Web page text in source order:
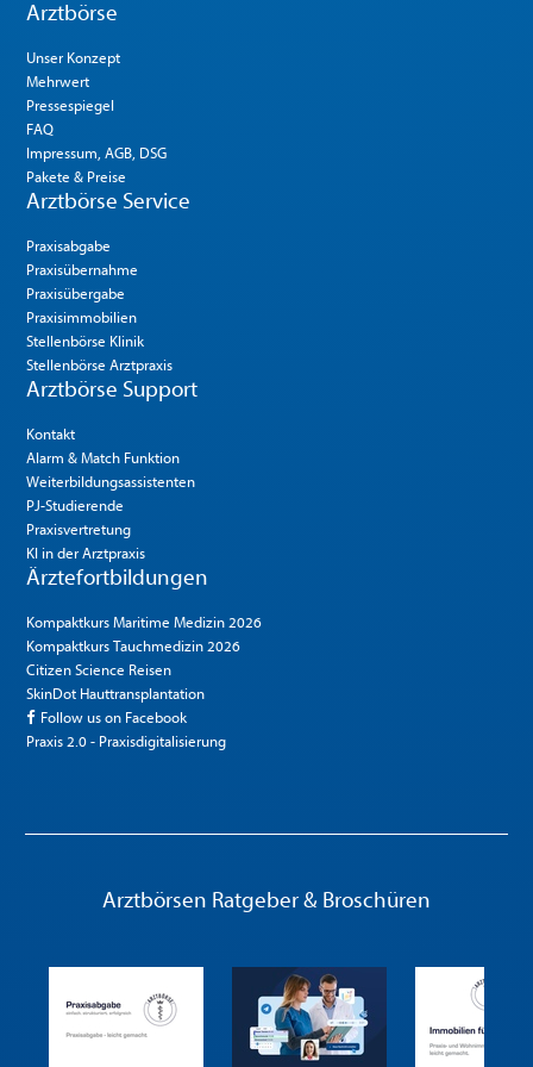
Arztbörse
Unser Konzept
Mehrwert
Pressespiegel
FAQ
Impressum, AGB, DSG
Pakete & Preise
Arztbörse Service
Praxisabgabe
Praxisübernahme
Praxisübergabe
Praxisimmobilien
Stellenbörse Klinik
Stellenbörse Arztpraxis
Arztbörse Support
Kontakt
Alarm & Match Funktion
Weiterbildungsassistenten
PJ-Studierende
Praxisvertretung
KI in der Arztpraxis
Ärztefortbildungen
Kompaktkurs Maritime Medizin 2026
Kompaktkurs Tauchmedizin 2026
Citizen Science Reisen
SkinDot Hauttransplantation
Follow us on Facebook
Praxis 2.0 - Praxisdigitalisierung
Arztbörsen Ratgeber & Broschüren